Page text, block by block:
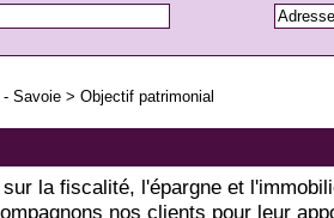
- Savoie > Objectif patrimonial
la fiscalité, l'épargne et
nos clients pour leur